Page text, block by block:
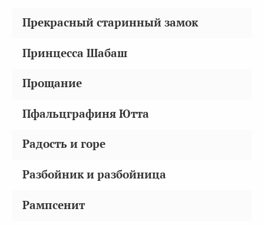
Прекрасный старинный замок
Принцесса Шабаш
Прощание
Пфальцграфиня Ютта
Радость и горе
Разбойник и разбойница
Рампсенит